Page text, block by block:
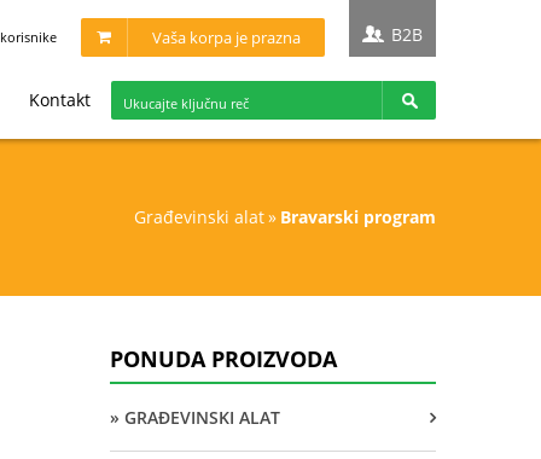
građevinski alat» bravarski program
Vaša korpa je prazna B2B
Kontakt
PONUDA PROIZVODA
» GRAĐEVINSKI ALAT